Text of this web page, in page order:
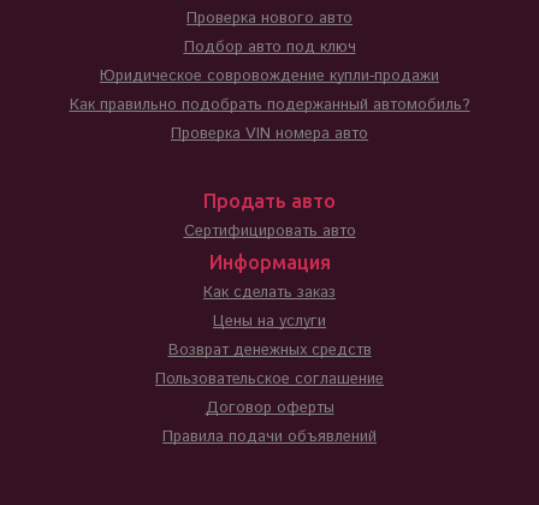
Проверка нового авто
Подбор авто под ключ
Юридическое совровождение купли-продажи
Как правильно подобрать подержанный автомобиль?
Проверка VIN номера авто
Продать авто
Сертифицировать авто
Информация
Как сделать заказ
Цены на услуги
Возврат денежных средств
Пользовательское соглашение
Договор оферты
Правила подачи объявлений